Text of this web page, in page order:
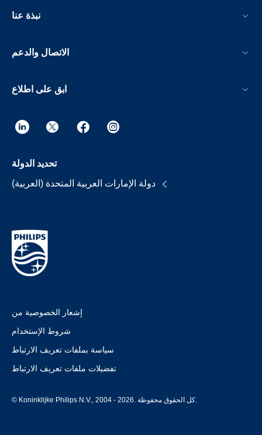
نبذة عنا
الاتصال والدعم
ابق على اطلاع
تحديد الدولة
إشعار الخصوصية من
شروط الإستخدام
سياسة بملفات تعريف الارتباط
تفضيلات ملفات تعريف الارتباط